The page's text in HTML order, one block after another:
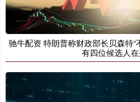
驰牛配资 特朗普称财政部长贝森特“
有四位候选人